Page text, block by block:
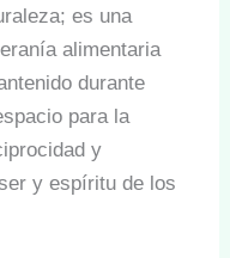
es una
alimentaria
durante
para la
y
y espíritu de los